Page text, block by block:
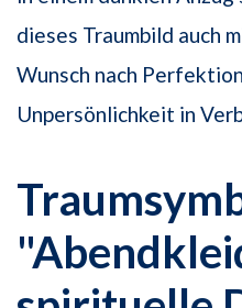
dieses Traumbild auch
Wunsch nach
Unpersönlichkeit in